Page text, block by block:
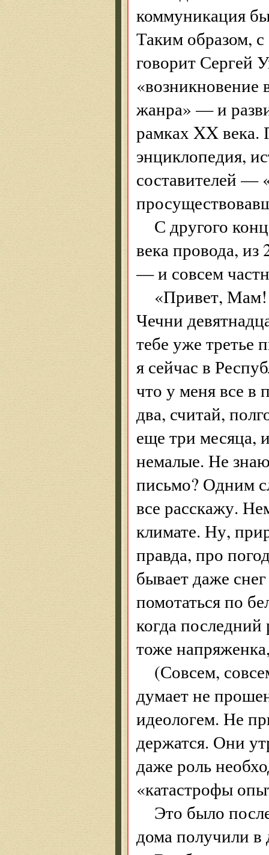
коммуникация
Таким образом,
говорит Сергей
«возникновение
жанра» — и
рамках XX века.
энциклопедия,
составителей —
С другого
века провода, из
— и совсем
«Привет,
Чечни
тебе уже третье
я сейчас в
что у меня все в
два, считай,
еще три месяца,
немалые. Не
письмо? Одним
все расскажу.
климате. Ну,
правда, про
бывает даже
помотаться по
когда последний
тоже
(Совсем,
думает не
идеологем. Не
держатся. Они
даже роль
«катастрофы
Это было
дома получили в